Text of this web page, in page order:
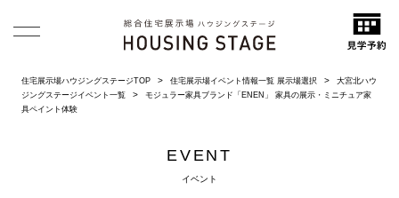
住宅展示場ハウジングステージTOP 住宅展示場イベント情報一覧 展示場選択
大宮北ハウ
ジングステージイベント一覧
モジュラー家具ブランド「ENEN」 家具の展示・ミニチュア家
具ペイント体験
EVENT
イベント